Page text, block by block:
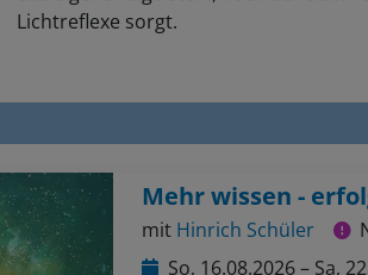
Lichtreflexe sorgt.
Mehr wissen -
mit Hinrich Schüler
So, 16.08.2026 – Sa,